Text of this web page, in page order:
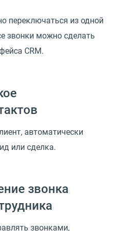
переключаться из одной
звонки можно сделать
CRM.
автоматически
или сделка.
звонка
звонками,